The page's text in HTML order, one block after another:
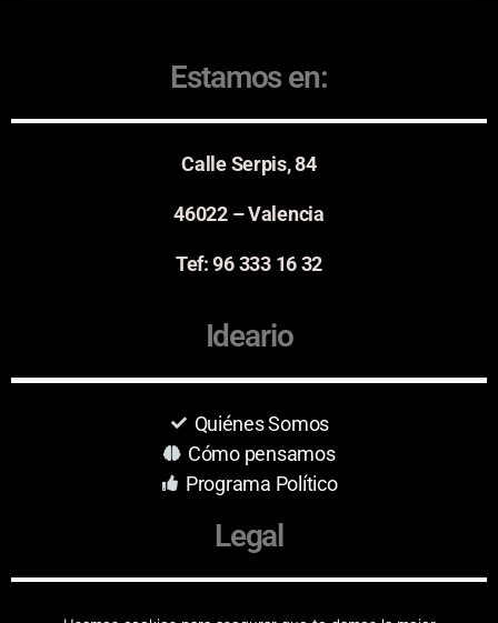
Estamos en:
Calle Serpis, 84
46022 – Valencia
Tef: 96 333 16 32
Ideario
Quiénes Somos
Cómo pensamos
Programa Político
Legal
Aviso Legal